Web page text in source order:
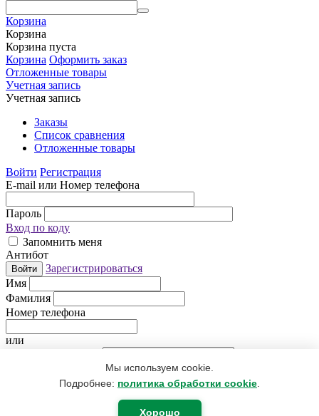
Мы используем cookie.
Подробнее: политика обработки cookie
Хорошо
Корзина
Корзина
Корзина пуста
Корзина Оформить заказ
Отложенные товары
Учетная запись
Учетная запись
Заказы
Список сравнения
Отложенные товары
Войти Регистрация
E-mail или Номер телефона
Пароль
Вход по коду
Запомнить меня
Антибот
Войти
Зарегистрироваться
Имя
Фамилия
Номер телефона
или